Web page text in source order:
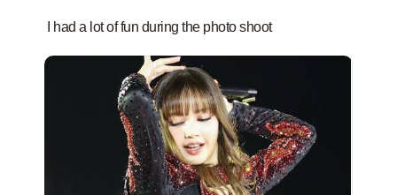
I had a lot of fun during the photo shoot